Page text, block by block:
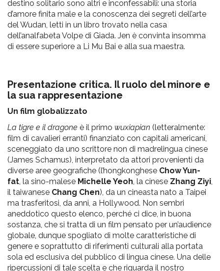
destino solitario sono altri e inconfessabili: una storia
d’amore finita male e la conoscenza dei segreti dell’arte
del Wudan, letti in un libro trovato nella casa
dell’analfabeta Volpe di Giada. Jen è convinta insomma
di essere superiore a Li Mu Bai e alla sua maestra.
Presentazione critica. Il ruolo del minore e
la sua rappresentazione
Un film globalizzato
La tigre e il dragone è il primo wuxiapian (letteralmente:
film di cavalieri erranti) finanziato con capitali americani,
sceneggiato da uno scrittore non di madrelingua cinese
(James Schamus), interpretato da attori provenienti da
diverse aree geografiche (l’hongkonghese Chow Yun-
fat, la sino-malese Michelle Yeoh, la cinese Zhang Ziyi,
il taiwanese Chang Chen), da un cineasta nato a Taipei
ma trasferitosi, da anni, a Hollywood. Non sembri
aneddotico questo elenco, perché ci dice, in buona
sostanza, che si tratta di un film pensato per un’audience
globale, dunque spogliato di molte caratteristiche di
genere e soprattutto di riferimenti culturali alla portata
sola ed esclusiva del pubblico di lingua cinese. Una delle
ripercussioni di tale scelta e che riguarda il nostro